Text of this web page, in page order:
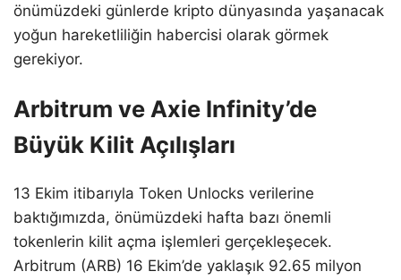
önümüzdeki günlerde kripto dünyasında yaşanacak
yoğun hareketliliğin habercisi olarak görmek
gerekiyor.
Arbitrum ve Axie Infinity’de
Büyük Kilit Açılışları
13 Ekim itibarıyla Token Unlocks verilerine
baktığımızda, önümüzdeki hafta bazı önemli
tokenlerin kilit açma işlemleri gerçekleşecek.
Arbitrum (ARB) 16 Ekim’de yaklaşık 92.65 milyon